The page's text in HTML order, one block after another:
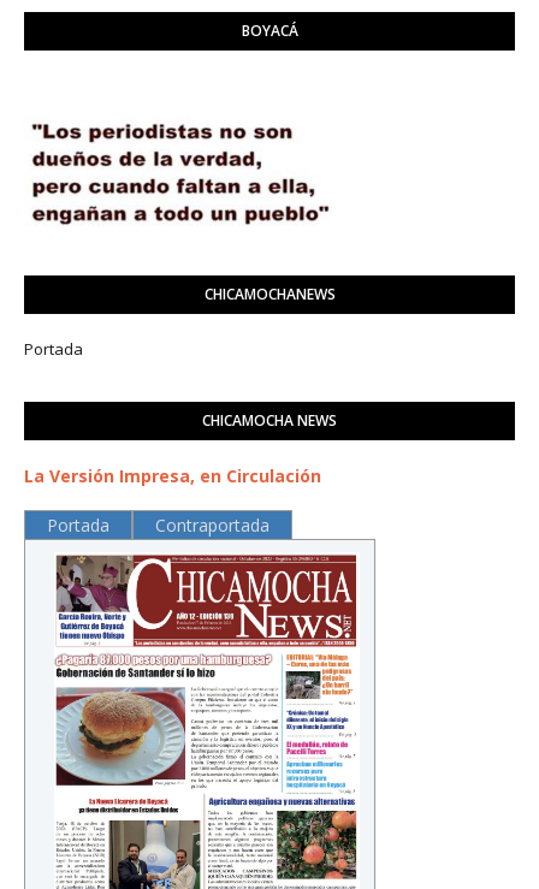
BOYACÁ
CHICAMOCHANEWS
Portada
CHICAMOCHA NEWS
La Versión Impresa, en Circulación
Portada Contraportada